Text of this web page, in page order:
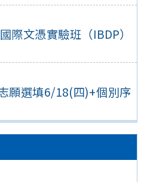
際文憑實驗班（IBDP）
願選填6/18(四)+個別序